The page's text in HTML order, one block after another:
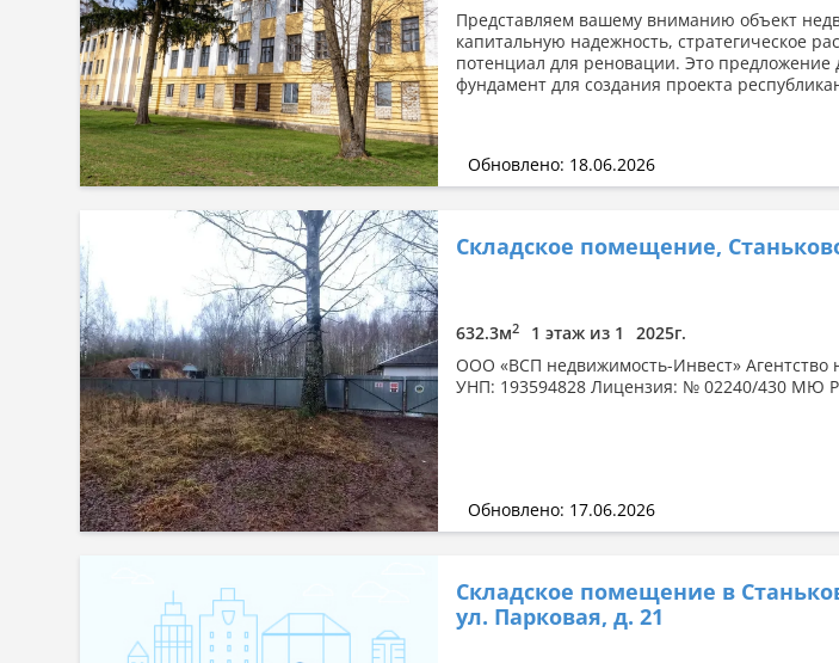
Представляем вашему вниманию объект
капитальную надежность, стратегическое
потенциал для реновации. Это
фундамент для создания проекта
Обновлено: 18.06.2026
Складское помещение,
632.3м2 1 этаж из 1
2025г.
ООО «ВСП недвижимость-Инвест» Агентство
УНП: 193594828 Лицензия: № 02240/430 МЮ
Обновлено: 17.06.2026
Складское помещение в
ул. Парковая, д. 21